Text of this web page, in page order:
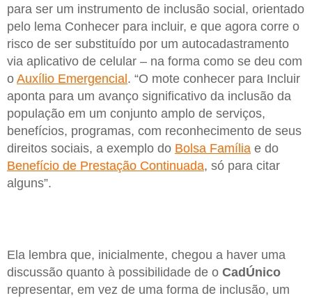
para ser um instrumento de inclusão social, orientado
pelo lema Conhecer para incluir, e que agora corre o
risco de ser substituído por um autocadastramento
via aplicativo de celular – na forma como se deu com
o Auxílio Emergencial. “O mote conhecer para Incluir
aponta para um avanço significativo da inclusão da
população em um conjunto amplo de serviços,
benefícios, programas, com reconhecimento de seus
direitos sociais, a exemplo do Bolsa Família e do
Benefício de Prestação Continuada, só para citar
alguns”.
Ela lembra que, inicialmente, chegou a haver uma
discussão quanto à possibilidade de o CadÚnico
representar, em vez de uma forma de inclusão, um